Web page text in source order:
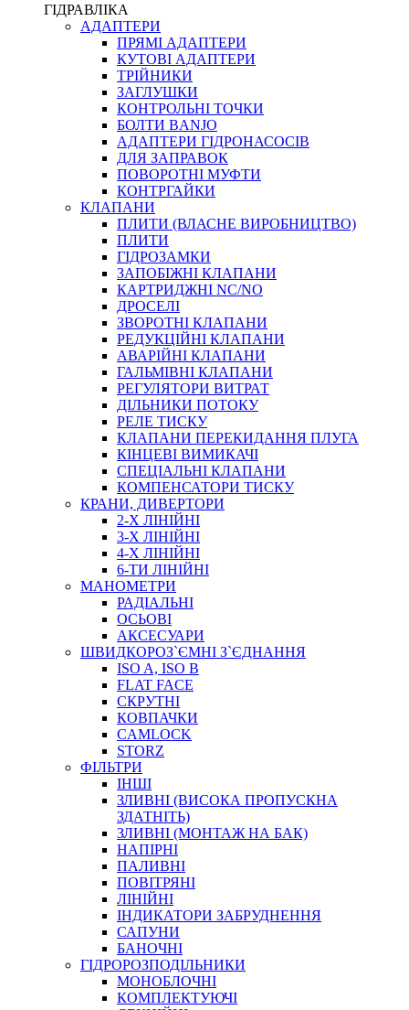
ФІТИНГИ ДІАГНОСТИЧНІ
АКСЕСУАРИ
ТРУБКИ ТА КОМПЛЕКТУЮЧІ
ФІТИНГИ ГІДРАВЛІЧНІ
ФІТИНГИ КОНДИЦІОНЕРНІ
ЗАХИСТ РУКАВІВ
ФІТИНГИ KARCHER
ФІТИНГИ НА ПІДЙОМ КАБІНИ
КОНЕКТОРИ
ХОМУТИ
ЧЕРВ`ЯЧНІ
ПРУЖИННІ
НЕЙЛОНОВІ
ПРОРЕЗИНЕНІ
АВТОТОВАРИ
АВТОХІМІЯ
ДОМКРАТИ
НАБОРИ ЗАПОБІЖНИКІВ, КЛЕМ, АКСЕСУАРІВ
НАСОСИ, КОМПРЕСОРИ, МАНОМЕТРИ
ПАСТА, АНТИСЕПТИК
ІНСТРУМЕНТ
САДОВИЙ ІНВЕНТАР
ЕЛЕКТРИЧНІ ПРИЛАДИ
ПАЛЬНИКИ, ПАЯЛЬНИКИ, ПАЯЛЬНІ ЛАМПИ
ІНСТРУМЕНТИ ДЛЯ ЕЛЕКТРИКА
ЕЛЕКТРОІНСТРУМЕНТИ
ЗАМКИ І КОМПЛЕКТУЮЧІ
ІНСТРУМЕНТИ ДЛЯ ЗВАРЮВАННЯ, АКСЕСУАРИ
ГІДРАВЛІКА
АДАПТЕРИ
ПРЯМІ АДАПТЕРИ
КУТОВІ АДАПТЕРИ
ТРІЙНИКИ
ЗАГЛУШКИ
КОНТРОЛЬНІ ТОЧКИ
БОЛТИ BANJO
АДАПТЕРИ ГІДРОНАСОСІВ
ДЛЯ ЗАПРАВОК
ПОВОРОТНІ МУФТИ
КОНТРГАЙКИ
КЛАПАНИ
ПЛИТИ (ВЛАСНЕ ВИРОБНИЦТВО)
ПЛИТИ
ГІДРОЗАМКИ
ЗАПОБІЖНІ КЛАПАНИ
КАРТРИДЖНІ NC/NO
ДРОСЕЛІ
ЗВОРОТНІ КЛАПАНИ
РЕДУКЦІЙНІ КЛАПАНИ
АВАРІЙНІ КЛАПАНИ
ГАЛЬМІВНІ КЛАПАНИ
РЕГУЛЯТОРИ ВИТРАТ
ДІЛЬНИКИ ПОТОКУ
РЕЛЕ ТИСКУ
КЛАПАНИ ПЕРЕКИДАННЯ ПЛУГА
КІНЦЕВІ ВИМИКАЧІ
СПЕЦІАЛЬНІ КЛАПАНИ
КОМПЕНСАТОРИ ТИСКУ
КРАНИ, ДИВЕРТОРИ
2-Х ЛІНІЙНІ
3-Х ЛІНІЙНІ
4-Х ЛІНІЙНІ
6-ТИ ЛІНІЙНІ
МАНОМЕТРИ
РАДІАЛЬНІ
ОСЬОВІ
АКСЕСУАРИ
ШВИДКОРОЗ`ЄМНІ З`ЄДНАННЯ
ISO A, ISO B
FLAT FACE
СКРУТНІ
КОВПАЧКИ
CAMLOCK
STORZ
ФІЛЬТРИ
ІНШІ
ЗЛИВНІ (ВИСОКА ПРОПУСКНА
ЗДАТНІТЬ)
ЗЛИВНІ (МОНТАЖ НА БАК)
НАПІРНІ
ПАЛИВНІ
ПОВІТРЯНІ
ЛІНІЙНІ
ІНДИКАТОРИ ЗАБРУДНЕННЯ
САПУНИ
БАНОЧНІ
ГІДРОРОЗПОДІЛЬНИКИ
МОНОБЛОЧНІ
КОМПЛЕКТУЮЧІ